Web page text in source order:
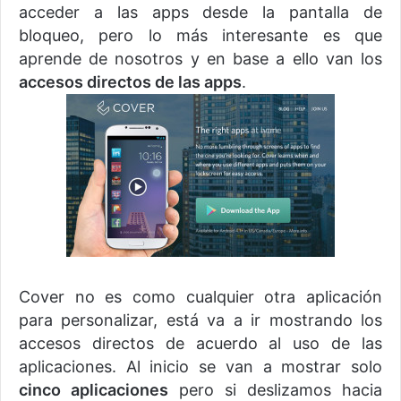
acceder a las apps desde la pantalla de
bloqueo, pero lo más interesante es que
aprende de nosotros y en base a ello van los
accesos directos de las apps.
Cover no es como cualquier otra aplicación
para personalizar, está va a ir mostrando los
accesos directos de acuerdo al uso de las
aplicaciones. Al inicio se van a mostrar solo
cinco aplicaciones pero si deslizamos hacia